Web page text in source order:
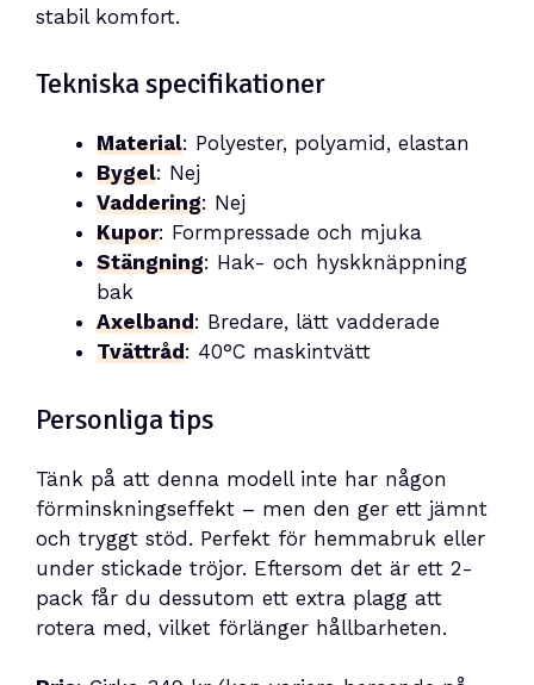
stabil komfort.
Tekniska specifikationer
Material: Polyester, polyamid, elastan
Bygel: Nej
Vaddering: Nej
Kupor: Formpressade och mjuka
Stängning: Hak- och hyskknäppning
bak
Axelband: Bredare, lätt vadderade
Tvättråd: 40°C maskintvätt
Personliga tips
Tänk på att denna modell inte har någon
förminskningseffekt – men den ger ett jämnt
och tryggt stöd. Perfekt för hemmabruk eller
under stickade tröjor. Eftersom det är ett 2-
pack får du dessutom ett extra plagg att
rotera med, vilket förlänger hållbarheten.